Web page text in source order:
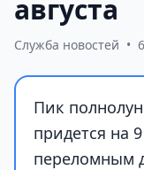
августа
Служба новостей •
Пик
придется на
переломным